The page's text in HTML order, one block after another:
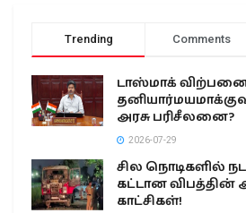
Trending Comments
டாஸ்மாக்
அரசு பரிசீலனை?
2026-07-29
சில நொடிகளில்
கட்டான விபத்தின்
காட்சிகள்!